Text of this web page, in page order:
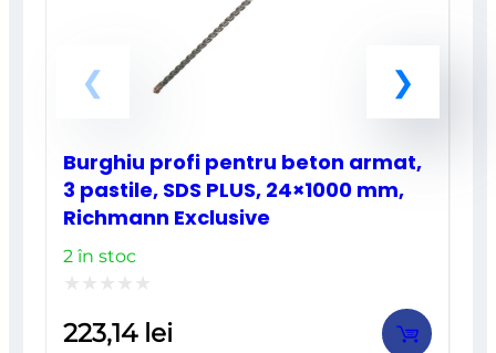
Burghiu profi pentru beton armat,
3 pastile, SDS PLUS, 24×1000 mm,
Richmann Exclusive
2 în stoc
la
223,14 lei